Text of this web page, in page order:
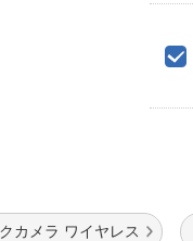
カメラ ワイヤレス